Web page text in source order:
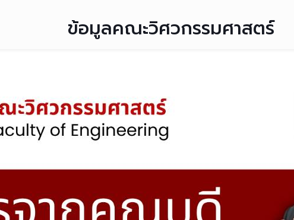
ข้อมูลคณะวิศวกรรมศาสตร์